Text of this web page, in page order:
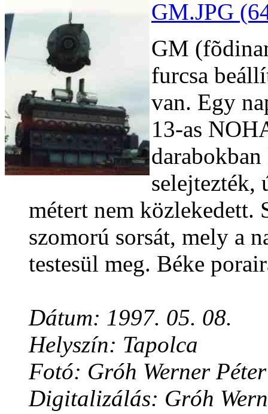
GM.JPG
GM
furcsa
van. Egy
13-as
selejtezték,
métert nem közlekedett.
szomorú sorsát, mely a
testesül meg. Béke
Dátum: 1997. 05. 08.
Helyszín: Tapolca
Fotó: Gróh Werner Péter
Digitalizálás: Gróh